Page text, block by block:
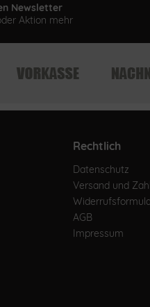
Newsletter
Aktion mehr
Rechtlich
Datenschutz
Versand und
AGB
Impressum